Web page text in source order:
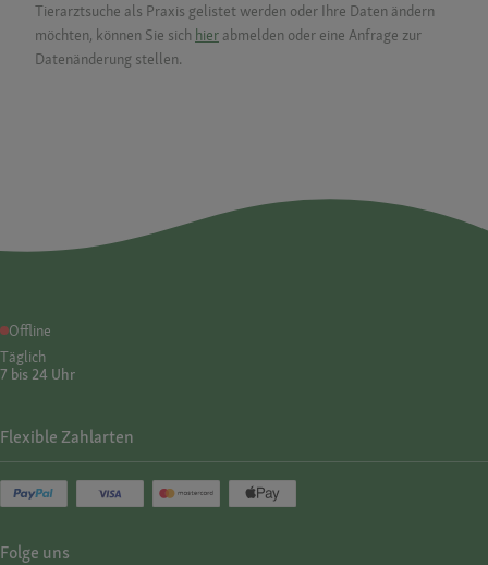
Tierarztsuche als Praxis gelistet werden oder Ihre Daten ändern
möchten, können Sie sich hier abmelden oder eine Anfrage zur
Datenänderung stellen.
Offline
Täglich
7 bis 24 Uhr
Flexible Zahlarten
Folge uns